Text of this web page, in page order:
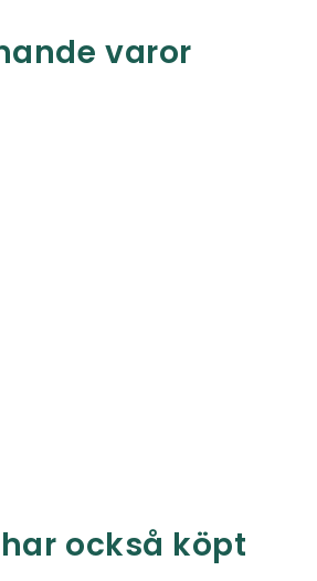
varor
också köpt